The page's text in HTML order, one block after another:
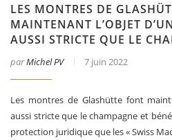
LES MONTRES DE
MAINTENANT L’OBJET
AUSSI STRICTE QUE LE
parMichel PV 7 juin 2022
Les montres de Glashütte font
aussi stricte que le champagne et
protection juridique que les « Swiss